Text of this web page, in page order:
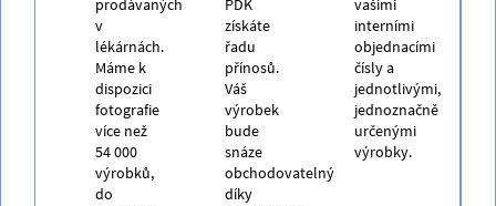
v
lékárnách.
Máme k
dispozici
fotografie
více než
54 000
výrobků,
do
získáte
řadu
přínosů.
Váš
výrobek
bude
snáze
obchodovatelný
díky
interními
objednacími
čísly a
jednotlivými,
jednoznačně
určenými
výrobky.